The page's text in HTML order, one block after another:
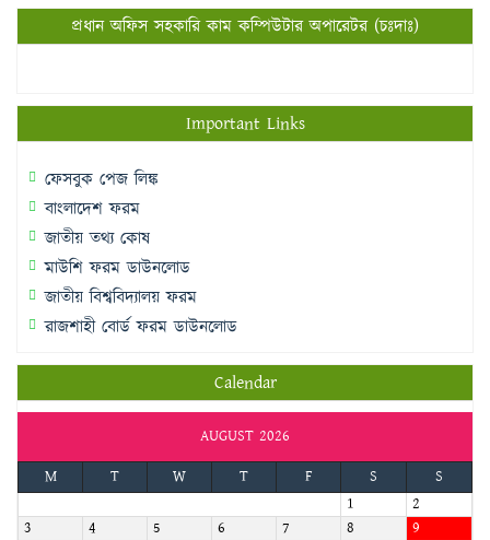
প্রধান অফিস সহকারি কাম কম্পিউটার অপারেটর (চঃদাঃ)
Important Links
ফেসবুক পেজ লিঙ্ক
বাংলাদেশ ফরম
জাতীয় তথ্য কোষ
মাউশি ফরম ডাউনলোড
জাতীয় বিশ্ববিদ্যালয় ফরম
রাজশাহী বোর্ড ফরম ডাউনলোড
Calendar
AUGUST 2026
M
T W T F S
S
1
2
3
4 5 6 7 8
9